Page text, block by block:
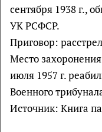
сентября 1938 г.,
УК РСФСР.
Приговор:
Место
июля 1957 г.
Военного
Источник: Книга